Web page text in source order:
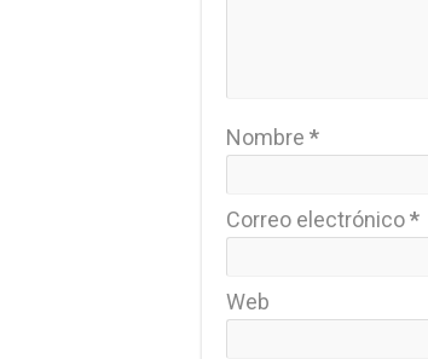
Nombre *
Correo electrónico*
Web